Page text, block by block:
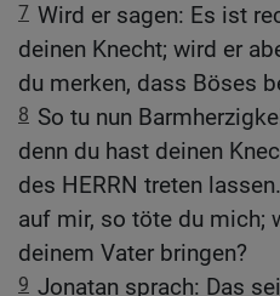
7 Wird er sagen: Es ist
deinen Knecht; wird er
du merken, dass Böses
8 So tu nun
denn du hast deinen
des HERRN treten
auf mir, so töte du mich;
deinem Vater bringen?
9 Jonatan sprach: Das